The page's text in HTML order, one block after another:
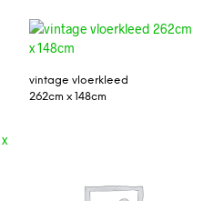
vintage vloerkleed
262cm x 148cm